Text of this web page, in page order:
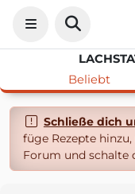
Beliebt
Schließe dich
füge Rezepte
Forum und schalte